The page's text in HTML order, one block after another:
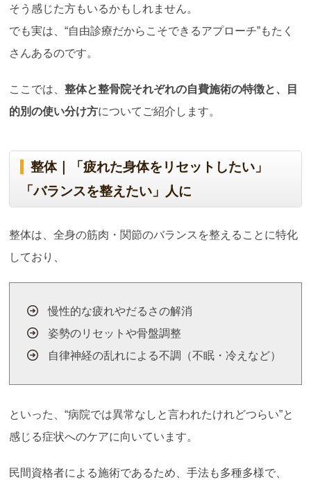
そう感じた方もいるかもしれません。
でも実は、“自由診療だからこそできるアプローチ”もたく
さんあるのです。
ここでは、整体と整骨院それぞれの自費施術の特徴と、目
的別の使い分け方についてご紹介します。
整体｜「疲れた身体をリセットしたい」
「バランスを整えたい」人に
整体は、全身の筋肉・関節のバランスを整えることに特化
しており、
慢性的な疲れやだるさの解消
姿勢のリセットや骨盤調整
自律神経の乱れによる不調（不眠・冷えなど）
といった、“病院では異常なしと言われたけれどつらい”と
感じる症状へのケアに向いています。
民間資格者による施術であるため、手法も多種多様で、